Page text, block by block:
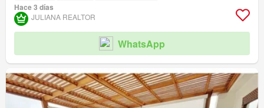
Hace 3 días
JULIANA REALTOR
WhatsApp